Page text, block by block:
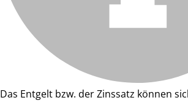
Das Entgelt bzw. der Zinssatz können